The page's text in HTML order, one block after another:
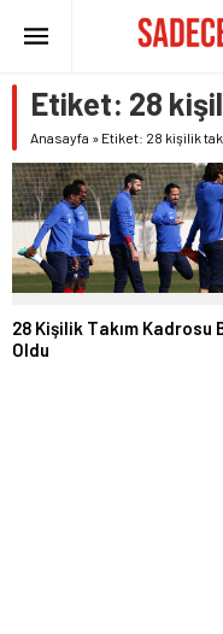
Etiket: 28
Anasayfa » Etiket: 28 kişilik
28 Kişilik Takım Kadrosu
Oldu